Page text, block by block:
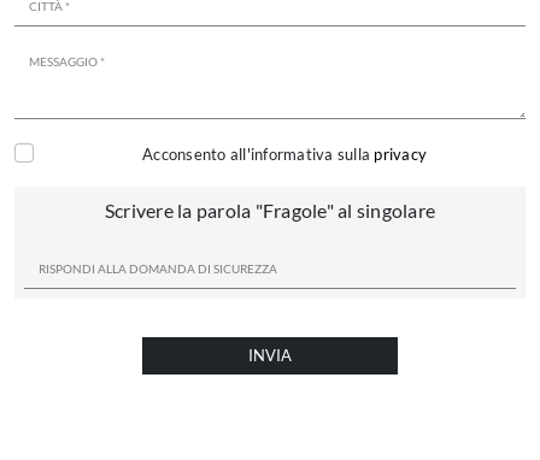
Acconsento all'informativa sulla privacy
Scrivere la parola "Fragole" al singolare
INVIA